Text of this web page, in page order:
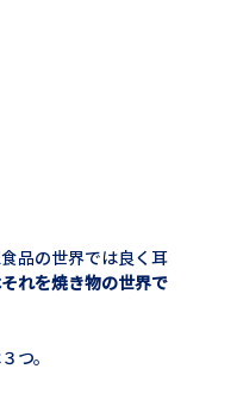
品の世界では良く耳
れを焼き物の世界で
つ。